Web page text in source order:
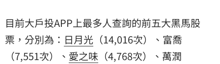
目前大戶投APP上最多人查詢的前五大黑馬股
票，分別為： 日月光 （14,016次）、富喬
（7,551次）、 愛之味 （4,768次）、萬潤